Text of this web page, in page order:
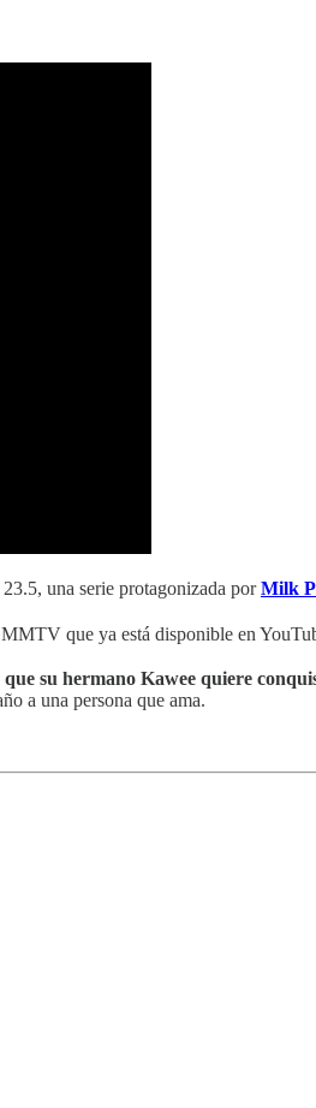
una serie protagonizada porMilk
que ya está disponible en
su hermano Kawee quiere
a una persona que ama.